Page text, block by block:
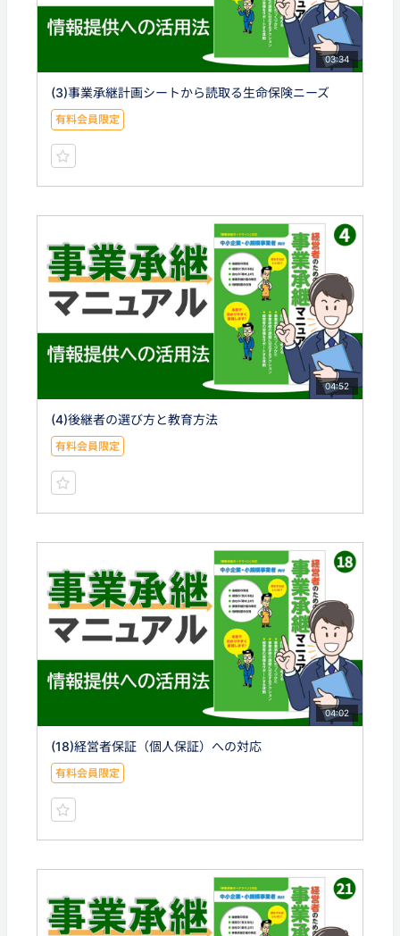
03:34
(3)事業承継計画シートから読取る生命保険ニーズ
有料会員限定
04:52
(4)後継者の選び方と教育方法
有料会員限定
04:02
(18)経営者保証（個人保証）への対応
有料会員限定